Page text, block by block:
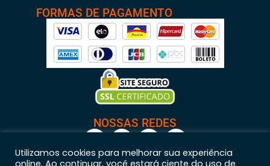
FORMAS DE PAGAMENTO
NOSSAS REDES
Utilizamos cookies para melhorar sua experiência
online. Ao continuar, você estará ciente do uso de